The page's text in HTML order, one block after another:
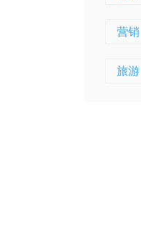
营销
旅游